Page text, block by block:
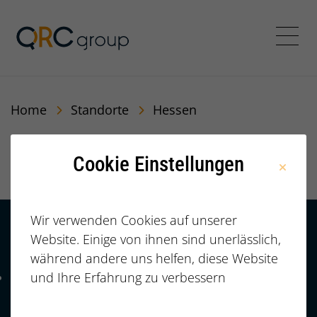
QRC Personalberatung
Home Standorte Hessen
Hessen
Kontakt
+49 (0)
911/23733277
Telefonnummer: 4 9 0 9 1 1 2 3 7 3 3 2 7 7
HÄUFIGE FRAGEN |
FAQ
Cookie Einstellungen
Wir verwenden Cookies auf unserer
Website. Einige von ihnen sind unerlässlich,
während andere uns helfen, diese Website
und Ihre Erfahrung zu verbessern